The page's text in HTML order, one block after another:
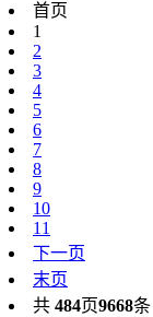
首页
1
2
3
4
5
6
7
8
9
10
11
下一页
末页
共 484页9668条